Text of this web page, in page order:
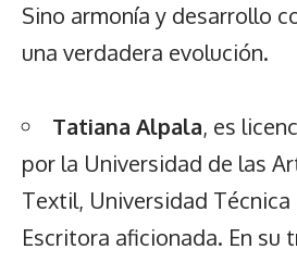
Sino armonía y desarrollo
una verdadera evolución.
Tatiana Alpala, es
por la Universidad de las
Textil, Universidad
Escritora aficionada. En su